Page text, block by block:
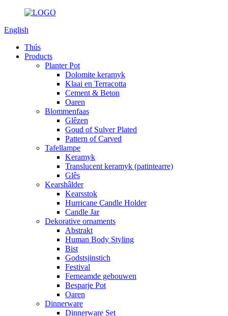
English
Thús
Products
Planter Pot
Dolomite keramyk
Klaai en Terracotta
Cement & Beton
Oaren
Blommenfaas
Glêzen
Goud of Sulver Plated
Pattern of Carved
Tafellampe
Keramyk
Translucent keramyk (patintearre)
Glês
Kearshâlder
Kearsstok
Hurricane Candle Holder
Candle Jar
Dekorative ornaments
Abstrakt
Human Body Styling
Bist
Godstsjinstich
Festival
Ferneamde gebouwen
Besparje Pot
Oaren
Dinnerware
Dinnerware Set